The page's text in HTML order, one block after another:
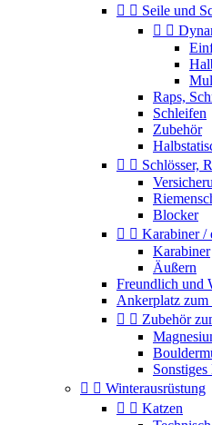
  Seile und
 
Raps,
Schleifen
Zubehör
  Schlösser,
Blocker
  Karabiner /
Karabiner
Äußern
Freundlich und
Ankerplatz zum
  Zubehör
  Winterausrüstung
  Katzen